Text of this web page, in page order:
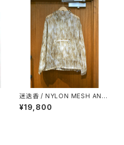
迷迭香 / NYLON MESH ANO
RAK
¥19,800